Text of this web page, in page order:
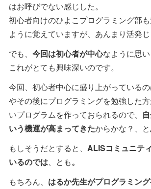
はお呼びでない感じした。
初心者向けのひよこプログラミング部
ように覚えていますが、あんまり活発じ
でも、 今回は初心者が中心なように思い
これがとても興味深いのです。
今回、初心者中心に盛り上がっている
やその後にプログラミングを勉強した
いプログラムを作っておられるので、
いう機運が高まってきたからかな？、と
もしそうだとすると、 ALISコミュニテ
いるのでは、とも。
もちろん、 はるか先生がプログラミン